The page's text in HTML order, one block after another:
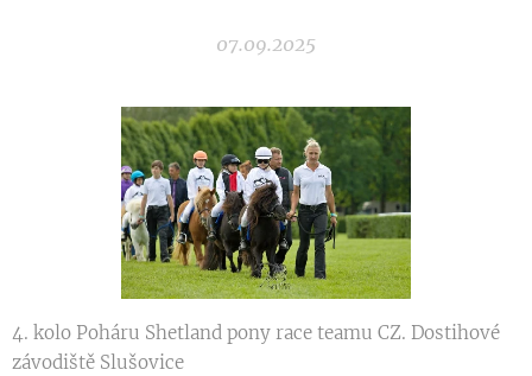
07.09.2025
4. kolo Poháru Shetland pony race teamu CZ. Dostihové
závodiště Slušovice